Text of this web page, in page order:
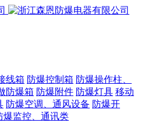
线箱 防爆控制箱 防爆操作柱、
防爆箱 防爆附件 防爆灯具 移动
防爆空调、通风设备 防爆开
爆监控、通讯类